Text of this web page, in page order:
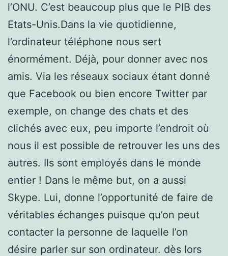
l’ONU. C’est beaucoup plus que le PIB des
Etats-Unis.Dans la vie quotidienne,
l’ordinateur téléphone nous sert
énormément. Déjà, pour donner avec nos
amis. Via les réseaux sociaux étant donné
que Facebook ou bien encore Twitter par
exemple, on change des chats et des
clichés avec eux, peu importe l’endroit où
nous il est possible de retrouver les uns des
autres. Ils sont employés dans le monde
entier ! Dans le même but, on a aussi
Skype. Lui, donne l’opportunité de faire de
véritables échanges puisque qu’on peut
contacter la personne de laquelle l’on
désire parler sur son ordinateur. dès lors